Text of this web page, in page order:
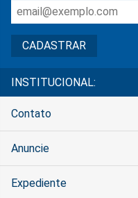
INSTITUCIONAL:
Contato
Anuncie
Expediente